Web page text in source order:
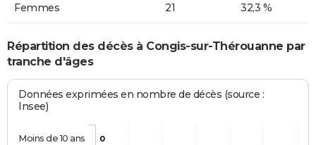
Femmes 21 32,3 %
Répartition des décès à Congis-sur-Thérouanne par
tranche d'âges
Données exprimées en nombre de décès (source :
Insee)
0
Moins de 10 ans